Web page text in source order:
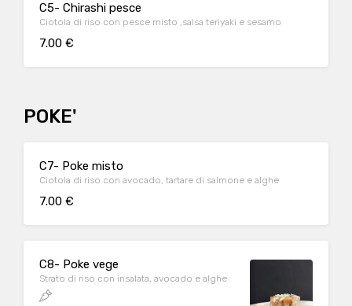
C5- Chirashi pesce
Ciotola di riso con pesce misto ,salsa teriyaki e sesamo
7.00 €
POKE'
C7- Poke misto
Ciotola di riso con avocado, tartare di salmone e alghe
7.00 €
C8- Poke vege
Strato di riso con insalata, avocado e alghe